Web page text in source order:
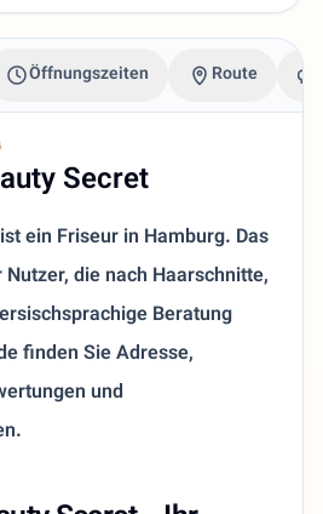
Öffnungszeiten Route
Secret
ein Friseur in Hamburg. Das
die nach Haarschnitte,
Beratung
finden Sie Adresse,
und